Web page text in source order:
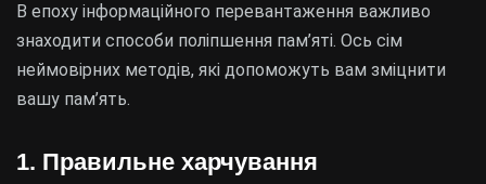
В епоху інформаційного перевантаження важливо
знаходити способи поліпшення пам’яті. Ось сім
неймовірних методів, які допоможуть вам зміцнити
вашу пам’ять.
1. Правильне харчування